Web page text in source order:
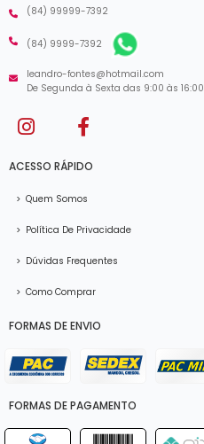
(84) 99999-7392
(84) 9999-7392
leandro-fontes@hotmail.com
De Segunda à Sexta das 9:00 às 16:00
ACESSO RÁPIDO
> Quem Somos
> Política De Privacidade
> Dúvidas Frequentes
> Como Comprar
FORMAS DE ENVIO
FORMAS DE PAGAMENTO